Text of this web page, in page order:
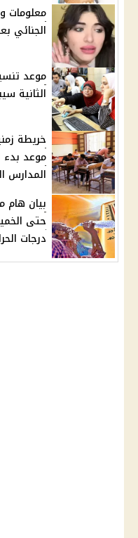
معلومات
الجنائي
الثانية سيبدأ
خريطة
المدارس
بيان هام
حتى
درجات